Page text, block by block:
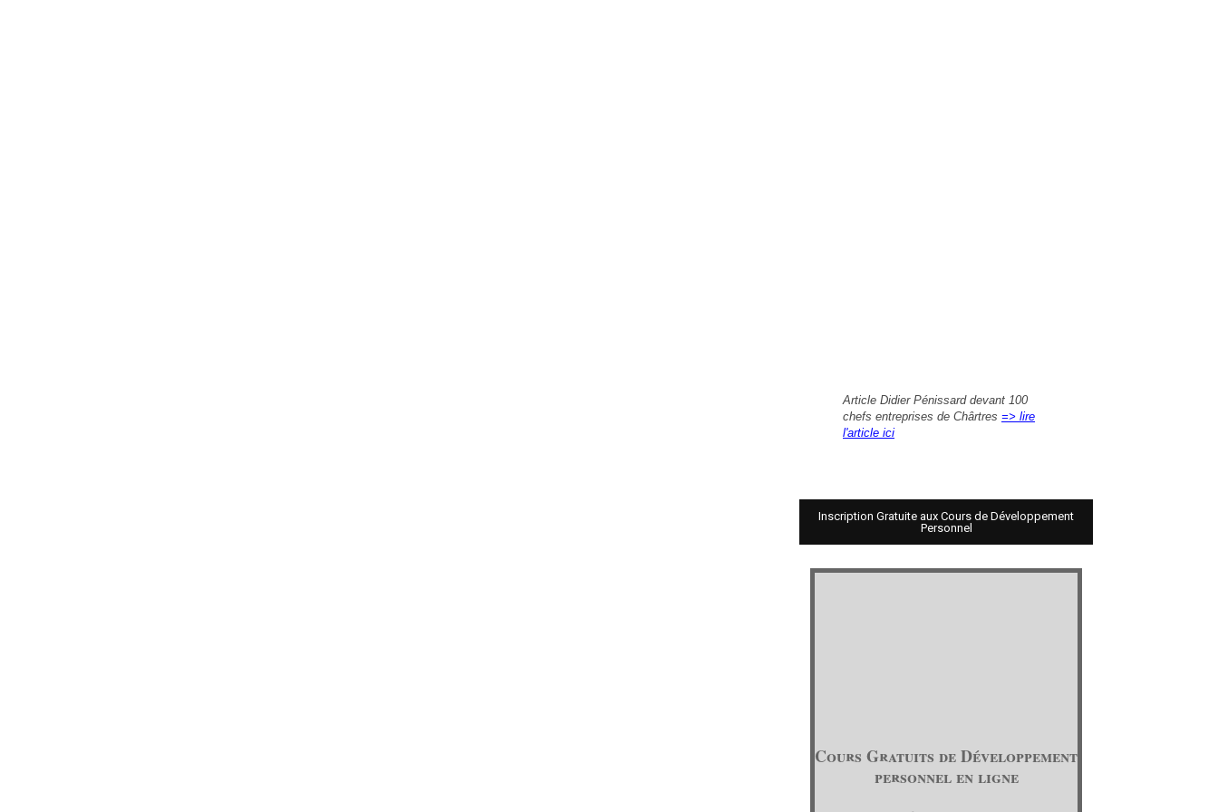
Article Didier Pénissard devant 100
chefs entreprises de Chârtres => lire
l'article ici
Inscription Gratuite aux Cours de Développement
Personnel
Cours Gratuits de Développement
personnel en ligne